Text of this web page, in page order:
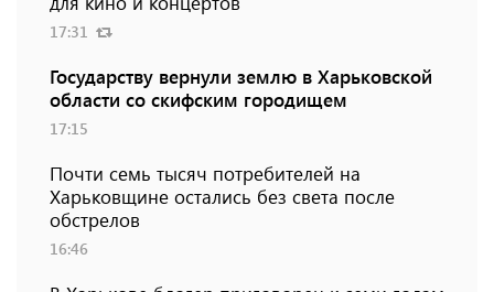
17:31
Государству вернули землю в Харьковской
области со скифским городищем
17:15
Почти семь тысяч потребителей на
Харьковщине остались без света после
обстрелов
16:46